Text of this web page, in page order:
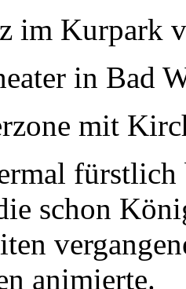
im Kurpark
in Bad
mit
fürstlich
schon
animierte.